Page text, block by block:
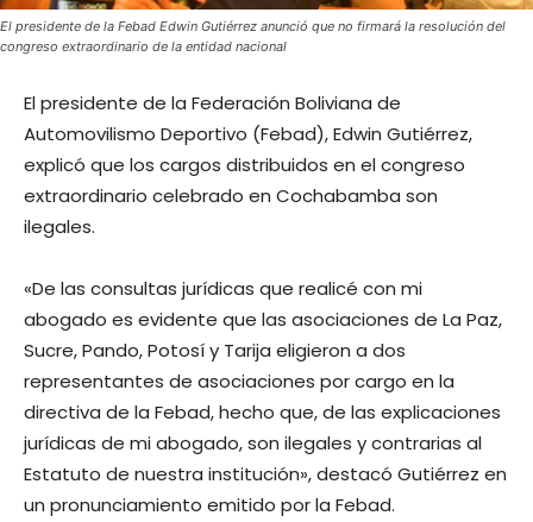
El presidente de la Febad Edwin Gutiérrez anunció que no firmará la resolución del
congreso extraordinario de la entidad nacional
El presidente de la Federación Boliviana de
Automovilismo Deportivo (Febad), Edwin Gutiérrez,
explicó que los cargos distribuidos en el congreso
extraordinario celebrado en Cochabamba son
ilegales.
«De las consultas jurídicas que realicé con mi
abogado es evidente que las asociaciones de La Paz,
Sucre, Pando, Potosí y Tarija eligieron a dos
representantes de asociaciones por cargo en la
directiva de la Febad, hecho que, de las explicaciones
jurídicas de mi abogado, son ilegales y contrarias al
Estatuto de nuestra institución», destacó Gutiérrez en
un pronunciamiento emitido por la Febad.